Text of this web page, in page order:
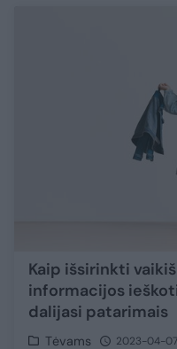
Kaip išsirinkti
informacijos
dalijasi patarimais
Tėvams 2023-04-07